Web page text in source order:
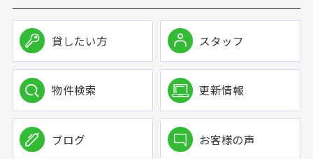
貸したい方 スタッフ
物件検索 更新情報
ブログ お客様の声